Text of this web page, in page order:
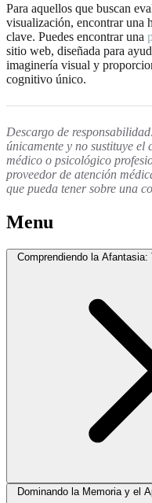
Para aquellos que buscan
visualización, encontrar una
clave. Puedes encontrar una
sitio web, diseñada para
imaginería visual y
cognitivo único.
Descargo de
únicamente y no sustituye
médico o psicológico
proveedor de atención
que pueda tener sobre una
Menu
Comprendiendo la
Dominando la Memoria y el